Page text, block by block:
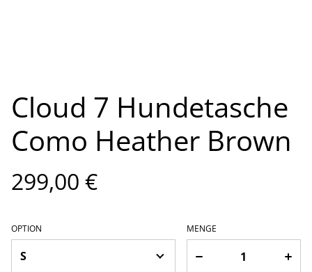
Cloud 7 Hundetasche
Como Heather Brown
299,00 €
OPTION MENGE